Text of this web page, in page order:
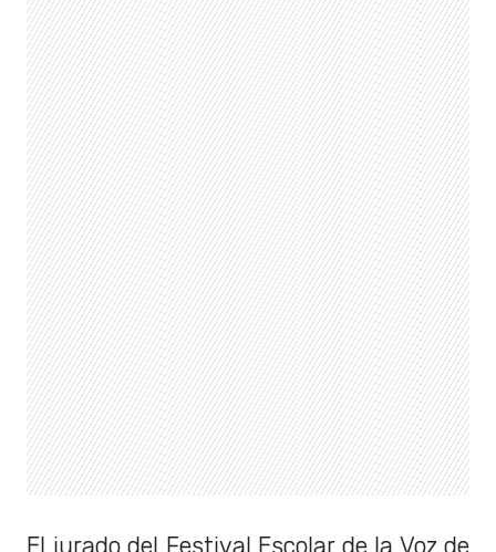
El jurado del Festival Escolar de la Voz de